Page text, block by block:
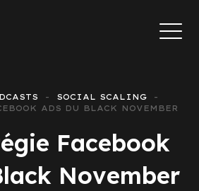
SOCIAL SCALING
ADS DU BLACK NOVEMBER
Facebook
November